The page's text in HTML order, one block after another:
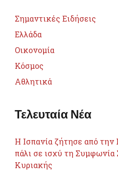
Σημαντικές Ειδήσεις
Ελλάδα
Οικονομία
Κόσμος
Αθλητικά
Τελευταία Νέα
H Ισπανία ζήτησε από την
πάλι σε ισχύ τη
Κυριακής